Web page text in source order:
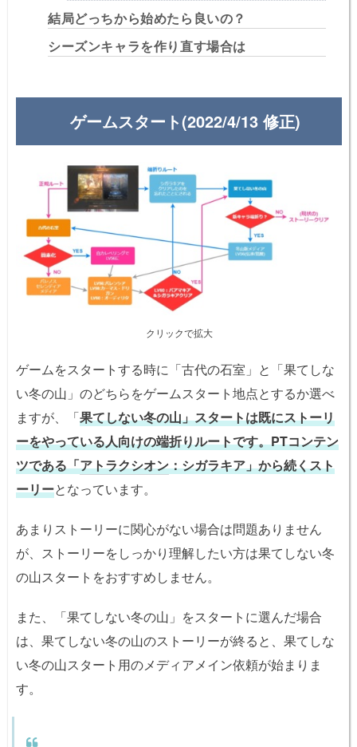
結局どっちから始めたら良いの？
シーズンキャラを作り直す場合は
ゲームスタート(2022/4/13 修正)
クリックで拡大
ゲームをスタートする時に「古代の石室」と「果てしな
い冬の山」のどちらをゲームスタート地点とするか選べ
ますが、「果てしない冬の山」スタートは既にストーリ
ーをやっている人向けの端折りルートです。PTコンテン
ツである「アトラクシオン：シガラキア」から続くスト
ーリーとなっています。
あまりストーリーに関心がない場合は問題ありません
が、ストーリーをしっかり理解したい方は果てしない冬
の山スタートをおすすめしません。
また、「果てしない冬の山」をスタートに選んだ場合
は、果てしない冬の山のストーリーが終ると、果てしな
い冬の山スタート用のメディアメイン依頼が始まりま
す。